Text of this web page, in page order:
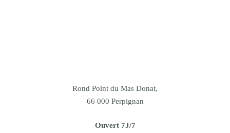
Rond Point du Mas Donat,
66 000 Perpignan
Ouvert 7J/7